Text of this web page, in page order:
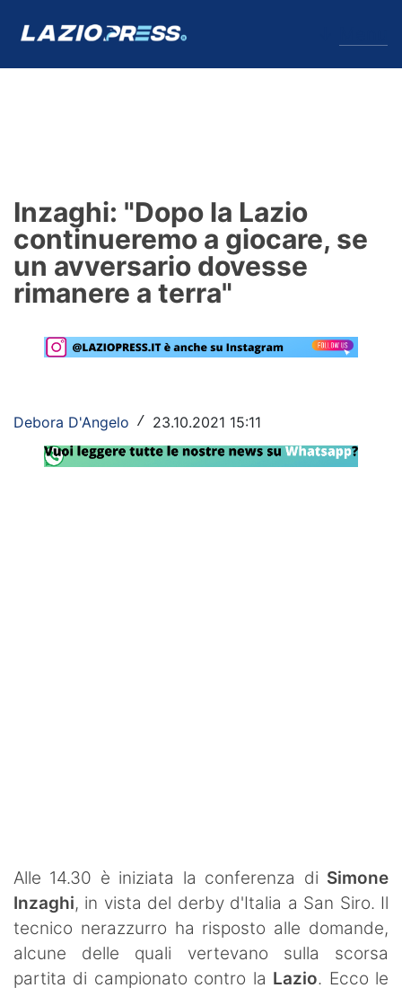
Formello
Infortuni
Primavera
Calciomercato
Rassegna Lazio
Social
Inzaghi: "Dopo la Lazio
continueremo a giocare, se
un avversario dovesse
rimanere a terra"
Debora D'Angelo / 23.10.2021 15:11
Alle 14.30 è iniziata la conferenza di Simone
Inzaghi, in vista del derby d'Italia a San Siro. Il
tecnico nerazzurro ha risposto alle domande,
alcune delle quali vertevano sulla scorsa
partita di campionato contro la Lazio. Ecco le